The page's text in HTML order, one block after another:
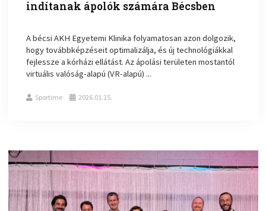
indítanak ápolók számára Bécsben
A bécsi AKH Egyetemi Klinika folyamatosan azon dolgozik,
hogy továbbképzéseit optimalizálja, és új technológiákkal
fejlessze a kórházi ellátást. Az ápolási területen mostantól
virtuális valóság-alapú (VR-alapú) ...
Sportime 2026.01.15.